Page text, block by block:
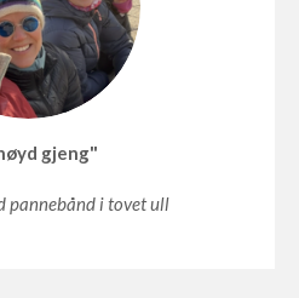
gjeng"
pannebånd i tovet ull